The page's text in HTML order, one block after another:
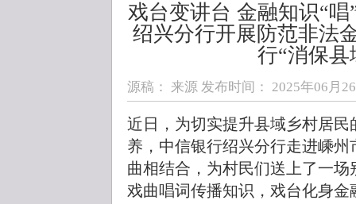
戏台变讲台 金融知识“
绍兴分行开展防范非法
行“消保县
源稿： 来源 发布时间： 2025年06月
近日，为切实提升县域乡村居
养，中信银行绍兴分行走进嵊
曲相结合，为村民们送上了一场
戏曲唱词传播知识，戏台化身金